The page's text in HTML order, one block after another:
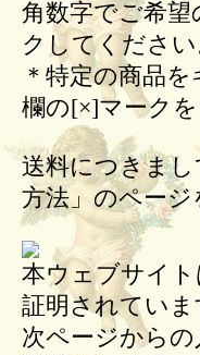
角数字でご希
クしてください
＊特定の商品
欄の[×]マーク
送料につきま
方法」のページ
本ウェブサイ
証明されていま
次ページからの